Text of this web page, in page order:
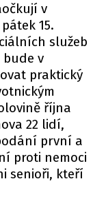
v
15.
služeb
bude v
praktický
října
22 lidí,
první a
proti nemoci
senioři, kteří